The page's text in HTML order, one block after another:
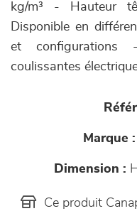
kg/m³ - Hauteur
Disponible en
et
coulissantes
Marque :
Dimension :
Ce produit